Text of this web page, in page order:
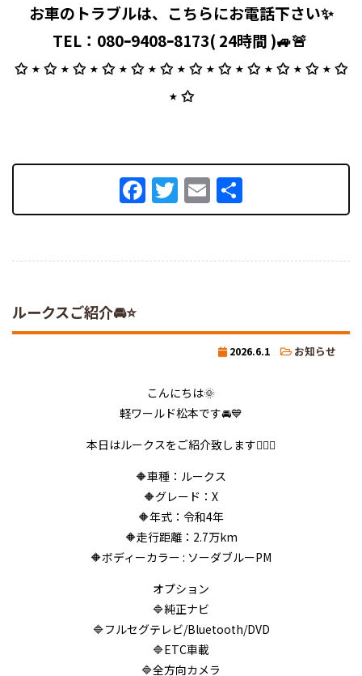
お車のトラブルは、こちらにお電話下さい✨
TEL：080ｰ9408ｰ8173( 24時間 )🚙🚨 ⁡
✩ ⋆ ✩ ⋆ ✩ ⋆ ✩ ⋆ ✩ ⋆ ✩ ⋆ ✩ ⋆ ✩ ⋆ ✩ ⋆ ✩ ⋆ ✩ ⋆ ✩
⋆ ✩
Facebook
Twitter
Email
有
ルークスご紹介🚘⭐
2026.6.1 お知らせ
こんにちは🌞
軽ワールド松本です🚘💙
本日はルークスをご紹介致します💁‍♂️✨
🔶車種：ルークス
🔶グレード：X
🔶年式：令和4年
🔶走行距離：2.7万km
🔶ボディーカラー : ソーダブルーPM
オプション
🔷純正ナビ
🔷フルセグテレビ/Bluetooth/DVD
🔷ETC車載
🔷全方向カメラ